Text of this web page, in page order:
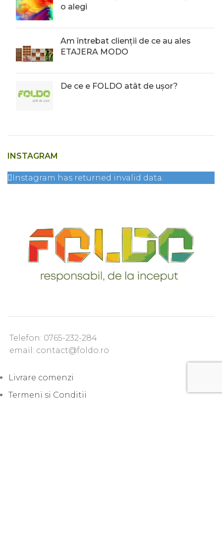
o alegi
Am întrebat clienții de ce au ales
ETAJERA MODO
De ce e FOLDO atât de ușor?
INSTAGRAM
Instagram has returned invalid data.
Telefon: 0765-232-284
email: contact@foldo.ro
Livrare comenzi
Termeni si Conditii